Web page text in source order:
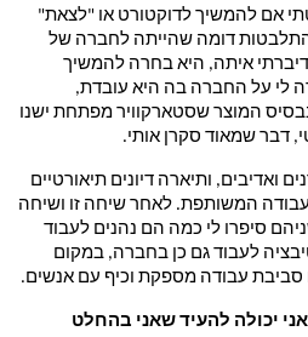
אם להמשיך לדוקטורט או "לצאת"
דומה שהייתה לחברה של
איתה, היא בחרה להמשיך
לי על החברה בה היא עובדת,
המוצר שסטארקוויר מפתחת ישנו
דבר שמאוד סקרן אותי.
ואדיבים, ותיארה דיונים תיאורטיים
המשותפת. לאחר שיחה זו ושיחה
סיפרו לי כמה הם נהנים לעבוד
לעבוד גם כן בחברה, במקום
סביבת עבודה מספקת וכיף עם אנשים.
יכולה להעיד שאני בהחלט